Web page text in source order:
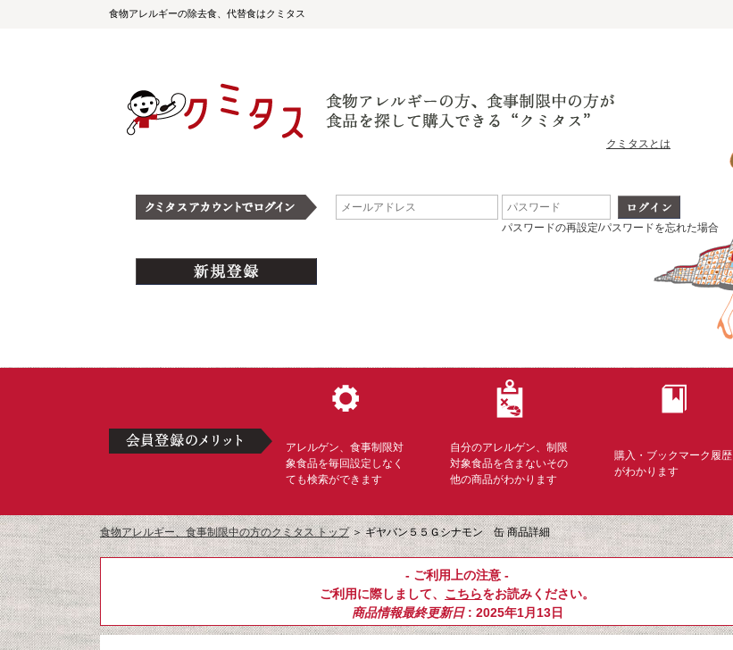
食物アレルギーの除去食、代替食はクミタス
クミタスとは
パスワードの再設定/パスワードを忘れた場合
アレルゲン、食事制限対
象食品を毎回設定しなく
ても検索ができます
自分のアレルゲン、制限
対象食品を含まないその
他の商品がわかります
購入・ブックマーク履歴
がわかります
食物アレルギー、食事制限中の方のクミタス トップ＞ギヤバン５５Ｇシナモン 缶 商品詳細
- ご利用上の注意 -
ご利用に際しまして、 こちらをお読みください。
商品情報最終更新日: 2025年1月13日